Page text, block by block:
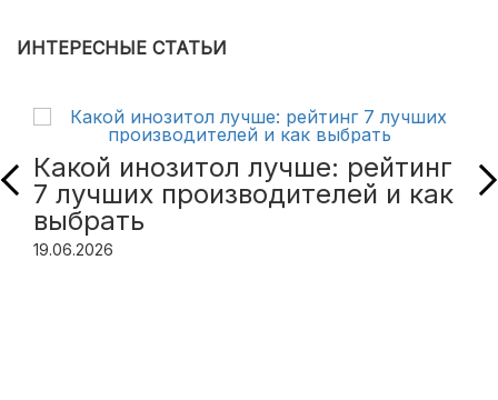
ИНТЕРЕСНЫЕ СТАТЬИ
Какой инозитол лучше: рейтинг
7 лучших производителей и как
выбрать
19.06.2026